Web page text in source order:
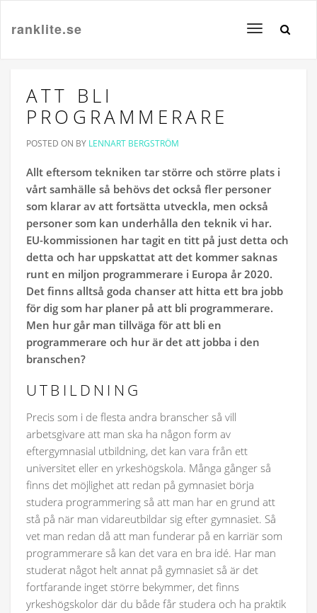
Toggle
ranklite.se
ATT BLI
PROGRAMMERARE
POSTED ON BY LENNART BERGSTRÖM
Allt eftersom tekniken tar större och större plats i
vårt samhälle så behövs det också fler personer
som klarar av att fortsätta utveckla, men också
personer som kan underhålla den teknik vi har.
EU-kommissionen har tagit en titt på just detta och
detta och har uppskattat att det kommer saknas
runt en miljon programmerare i Europa år 2020.
Det finns alltså goda chanser att hitta ett bra jobb
för dig som har planer på att bli programmerare.
Men hur går man tillväga för att bli en
programmerare och hur är det att jobba i den
branschen?
UTBILDNING
Precis som i de flesta andra branscher så vill
arbetsgivare att man ska ha någon form av
eftergymnasial utbildning, det kan vara från ett
universitet eller en yrkeshögskola. Många gånger så
finns det möjlighet att redan på gymnasiet börja
studera programmering så att man har en grund att
stå på när man vidareutbildar sig efter gymnasiet. Så
vet man redan då att man funderar på en karriär som
programmerare så kan det vara en bra idé. Har man
studerat något helt annat på gymnasiet så är det
fortfarande inget större bekymmer, det finns
yrkeshögskolor där du både får studera och ha praktik